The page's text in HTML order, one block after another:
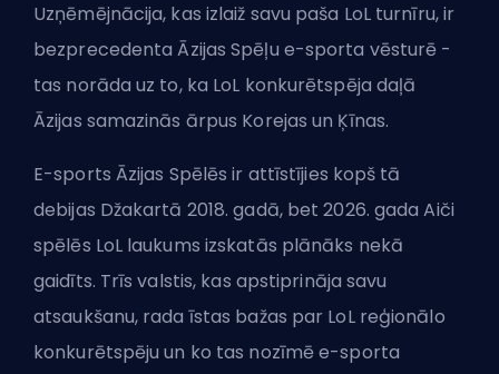
Uzņēmējnācija, kas izlaiž savu paša LoL turnīru, ir
bezprecedenta Āzijas Spēļu e-sporta vēsturē -
tas norāda uz to, ka LoL konkurētspēja daļā
Āzijas samazinās ārpus Korejas un Ķīnas.
E-sports Āzijas Spēlēs ir attīstījies kopš tā
debijas Džakartā 2018. gadā, bet 2026. gada Aiči
spēlēs LoL laukums izskatās plānāks nekā
gaidīts. Trīs valstis, kas apstiprināja savu
atsaukšanu, rada īstas bažas par LoL reģionālo
konkurētspēju un ko tas nozīmē e-sporta